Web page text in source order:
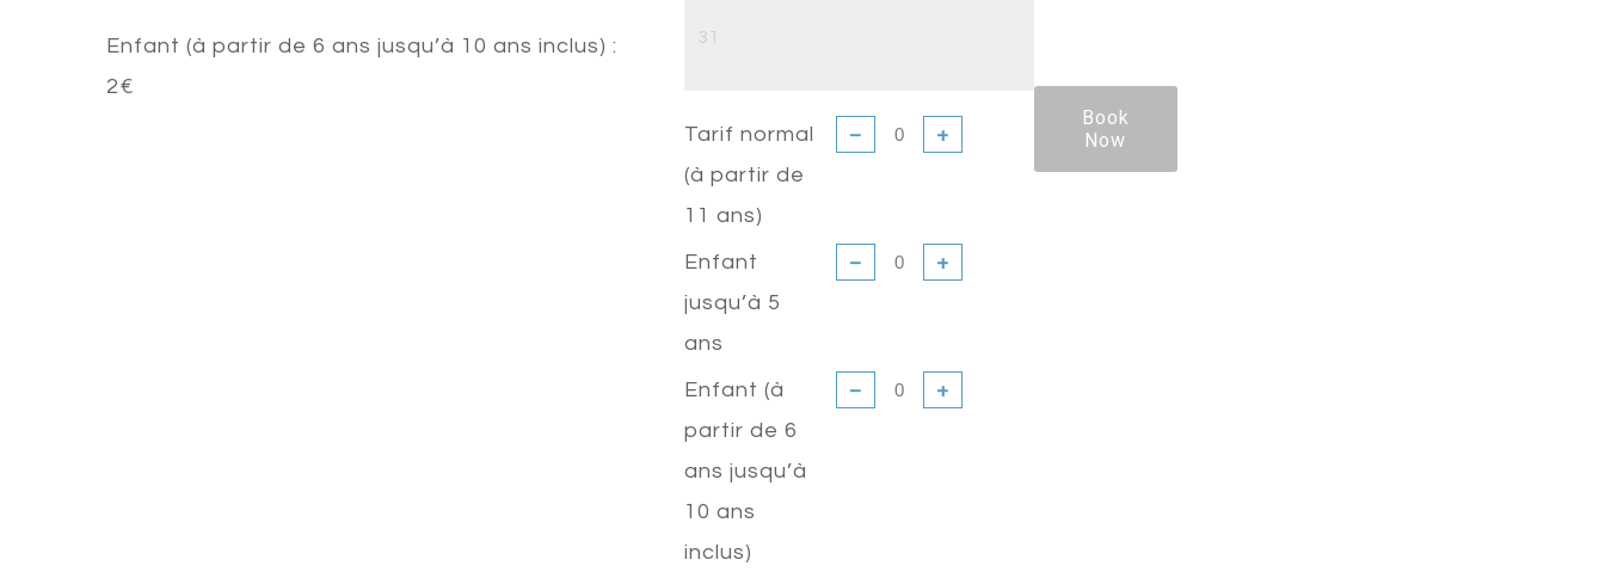
Enfant (à partir de 6 ans jusqu’à 10 ans inclus) :
2€
31
Tarif normal
(à partir de
11 ans)
− +
Enfant
jusqu’à 5
ans
− +
Enfant (à
partir de 6
ans jusqu’à
10 ans
inclus)
− +
Book
Now